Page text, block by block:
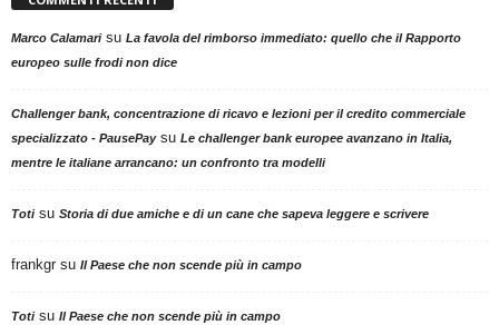
Marco Calamarisu La favola del rimborso immediato: quello che il Rapporto
europeo sulle frodi non dice
Challenger bank, concentrazione di ricavo e lezioni per il credito commerciale
specializzato - PausePaysu Le challenger bank europee avanzano in Italia,
mentre le italiane arrancano: un confronto tra modelli
Totisu Storia di due amiche e di un cane che sapeva leggere e scrivere
frankgr su Il Paese che non scende più in campo
Totisu Il Paese che non scende più in campo